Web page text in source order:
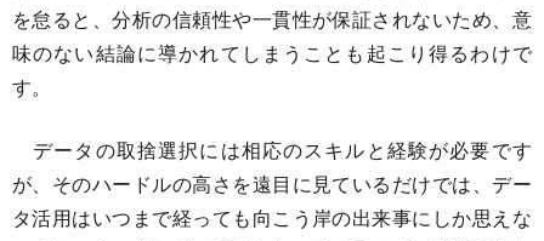
を怠ると、分析の信頼性や一貫性が保証されないため、意
味のない結論に導かれてしまうことも起こり得るわけで
す。
データの取捨選択には相応のスキルと経験が必要です
が、そのハードルの高さを遠目に見ているだけでは、デー
タ活用はいつまで経っても向こう岸の出来事にしか思えな